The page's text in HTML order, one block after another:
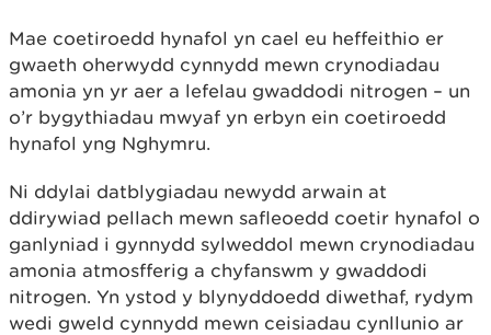
Mae coetiroedd hynafol yn cael eu heffeithio er
gwaeth oherwydd cynnydd mewn crynodiadau
amonia yn yr aer a lefelau gwaddodi nitrogen – un
o’r bygythiadau mwyaf yn erbyn ein coetiroedd
hynafol yng Nghymru.
Ni ddylai datblygiadau newydd arwain at
ddirywiad pellach mewn safleoedd coetir hynafol o
ganlyniad i gynnydd sylweddol mewn crynodiadau
amonia atmosfferig a chyfanswm y gwaddodi
nitrogen. Yn ystod y blynyddoedd diwethaf, rydym
wedi gweld cynnydd mewn ceisiadau cynllunio ar